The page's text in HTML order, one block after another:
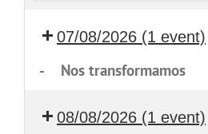
07/08/2026 (1 event)
- Nos transformamos
08/08/2026 (1 event)